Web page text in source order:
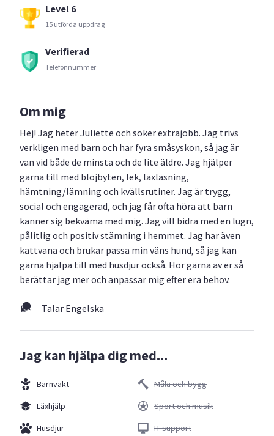
Level 6
15 utförda uppdrag
Verifierad
Telefonnummer
Om mig
Hej! Jag heter Juliette och söker extrajobb. Jag trivs
verkligen med barn och har fyra småsyskon, så jag är
van vid både de minsta och de lite äldre. Jag hjälper
gärna till med blöjbyten, lek, läxläsning,
hämtning/lämning och kvällsrutiner. Jag är trygg,
social och engagerad, och jag får ofta höra att barn
känner sig bekväma med mig. Jag vill bidra med en lugn,
pålitlig och positiv stämning i hemmet. Jag har även
kattvana och brukar passa min väns hund, så jag kan
gärna hjälpa till med husdjur också. Hör gärna av er så
berättar jag mer och anpassar mig efter era behov.
Talar Engelska
Jag kan hjälpa dig med...
Barnvakt
Läxhjälp
Husdjur
Måla och bygg
Sport och musik
IT support